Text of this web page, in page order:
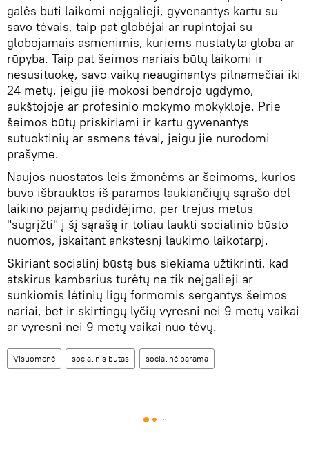
galės būti laikomi neįgalieji, gyvenantys kartu su
savo tėvais, taip pat globėjai ar rūpintojai su
globojamais asmenimis, kuriems nustatyta globa ar
rūpyba. Taip pat šeimos nariais būtų laikomi ir
nesusituokę, savo vaikų neauginantys pilnamečiai iki
24 metų, jeigu jie mokosi bendrojo ugdymo,
aukštojoje ar profesinio mokymo mokykloje. Prie
šeimos būtų priskiriami ir kartu gyvenantys
sutuoktinių ar asmens tėvai, jeigu jie nurodomi
prašyme.
Naujos nuostatos leis žmonėms ar šeimoms, kurios
buvo išbrauktos iš paramos laukiančiųjų sąrašo dėl
laikino pajamų padidėjimo, per trejus metus
"sugrįžti" į šį sąrašą ir toliau laukti socialinio būsto
nuomos, įskaitant ankstesnį laukimo laikotarpį.
Skiriant socialinį būstą bus siekiama užtikrinti, kad
atskirus kambarius turėtų ne tik neįgalieji ar
sunkiomis lėtinių ligų formomis sergantys šeimos
nariai, bet ir skirtingų lyčių vyresni nei 9 metų vaikai
ar vyresni nei 9 metų vaikai nuo tėvų.
Visuomenė socialinis butas socialinė parama